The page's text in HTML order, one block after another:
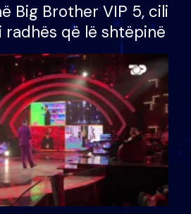
Big Brother VIP 5, cili
radhës që lë shtëpinë